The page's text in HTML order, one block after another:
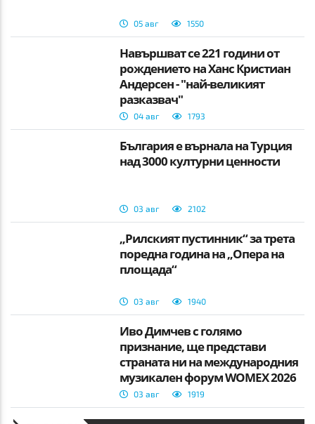
05 авг 1550
Навършват се 221 години от
рождението на Ханс Кристиан
Андерсен - "най-великият
разказвач"
04 авг 1793
България е върнала на Турция
над 3000 културни ценности
03 авг 2102
„Рилският пустинник“ за трета
поредна година на „Опера на
площада“
03 авг 1940
Иво Димчев с голямо
признание, ще представи
страната ни на международния
музикален форум WOMEX 2026
03 авг 1919